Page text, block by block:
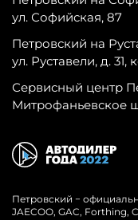
ул. Софийская, 87
Петровский на
ул. Руставели, д. 31,
Сервисный центр
Митрофаньевское
Петровский −
JAECOO, GAC, Forthing,